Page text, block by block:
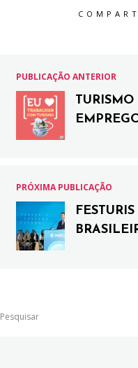
PUBLICAÇÃO ANTERIOR
PRÓXIMA PUBLICAÇÃO
Pesquisar